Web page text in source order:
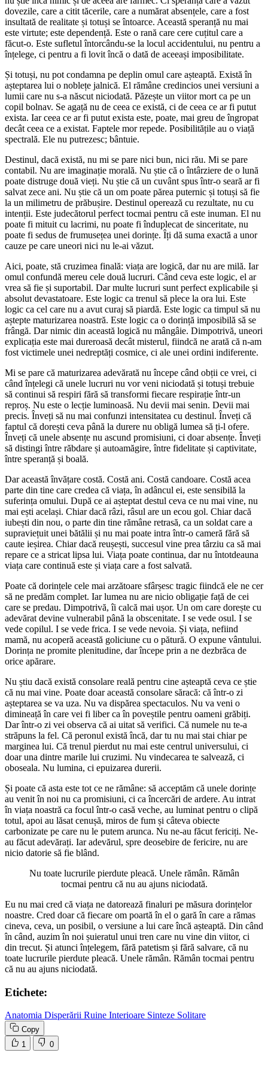
dovezile, care a citit tăcerile, care a numărat absențele, care a fost
insultată de realitate și totuși se întoarce. Această speranță nu mai
este virtute; este dependență. Este o rană care cere cuțitul care a
făcut-o. Este sufletul întorcându-se la locul accidentului, nu pentru a
înțelege, ci pentru a fi lovit încă o dată de aceeași imposibilitate.
Și totuși, nu pot condamna pe deplin omul care așteaptă. Există în
așteptarea lui o noblețe jalnică. El rămâne credincios unei versiuni a
lumii care nu s-a născut niciodată. Păzește un viitor mort ca pe un
copil bolnav. Se agață nu de ceea ce există, ci de ceea ce ar fi putut
exista. Iar ceea ce ar fi putut exista este, poate, mai greu de îngropat
decât ceea ce a existat. Faptele mor repede. Posibilitățile au o viață
spectrală. Ele nu putrezesc; bântuie.
Destinul, dacă există, nu mi se pare nici bun, nici rău. Mi se pare
contabil. Nu are imaginație morală. Nu știe că o întârziere de o lună
poate distruge două vieți. Nu știe că un cuvânt spus într-o seară ar fi
salvat zece ani. Nu știe că un om poate părea puternic și totuși să fie
la un milimetru de prăbușire. Destinul operează cu rezultate, nu cu
intenții. Este judecătorul perfect tocmai pentru că este inuman. El nu
poate fi mituit cu lacrimi, nu poate fi înduplecat de sinceritate, nu
poate fi sedus de frumusețea unei dorințe. Îți dă suma exactă a unor
cauze pe care uneori nici nu le-ai văzut.
Aici, poate, stă cruzimea finală: viața are logică, dar nu are milă. Iar
omul confundă mereu cele două lucruri. Când ceva este logic, el ar
vrea să fie și suportabil. Dar multe lucruri sunt perfect explicabile și
absolut devastatoare. Este logic ca trenul să plece la ora lui. Este
logic ca cel care nu a avut curaj să piardă. Este logic ca timpul să nu
aștepte maturizarea noastră. Este logic ca o dorință imposibilă să se
frângă. Dar nimic din această logică nu mângâie. Dimpotrivă, uneori
explicația este mai dureroasă decât misterul, fiindcă ne arată că n-am
fost victimele unei nedreptăți cosmice, ci ale unei ordini indiferente.
Mi se pare că maturizarea adevărată nu începe când obții ce vrei, ci
când înțelegi că unele lucruri nu vor veni niciodată și totuși trebuie
să continui să respiri fără să transformi fiecare respirație într-un
reproș. Nu este o lecție luminoasă. Nu devii mai senin. Devii mai
precis. Înveți să nu mai confunzi intensitatea cu destinul. Înveți că
faptul că dorești ceva până la durere nu obligă lumea să ți-l ofere.
Înveți că unele absențe nu ascund promisiuni, ci doar absențe. Înveți
să distingi între răbdare și autoamăgire, între fidelitate și captivitate,
între speranță și boală.
Dar această învățare costă. Costă ani. Costă candoare. Costă acea
parte din tine care credea că viața, în adâncul ei, este sensibilă la
suferința omului. După ce ai așteptat destul ceva ce nu mai vine, nu
mai ești același. Chiar dacă râzi, râsul are un ecou gol. Chiar dacă
iubești din nou, o parte din tine rămâne retrasă, ca un soldat care a
supraviețuit unei bătălii și nu mai poate intra într-o cameră fără să
caute ieșirea. Chiar dacă reușești, succesul vine prea târziu ca să mai
repare ce a stricat lipsa lui. Viața poate continua, dar nu întotdeauna
viața care continuă este și viața care a fost salvată.
Poate că dorințele cele mai arzătoare sfârșesc tragic fiindcă ele ne cer
să ne predăm complet. Iar lumea nu are nicio obligație față de cei
care se predau. Dimpotrivă, îi calcă mai ușor. Un om care dorește cu
adevărat devine vulnerabil până la obscenitate. I se vede osul. I se
vede copilul. I se vede frica. I se vede nevoia. Și viața, nefiind
mamă, nu acoperă această goliciune cu o pătură. O expune vântului.
Dorința ne promite plenitudine, dar începe prin a ne dezbrăca de
orice apărare.
Nu știu dacă există consolare reală pentru cine așteaptă ceva ce știe
că nu mai vine. Poate doar această consolare săracă: că într-o zi
așteptarea se va uza. Nu va dispărea spectaculos. Nu va veni o
dimineață în care vei fi liber ca în poveștile pentru oameni grăbiți.
Dar într-o zi vei observa că ai uitat să verifici. Că numele nu te-a
străpuns la fel. Că peronul există încă, dar tu nu mai stai chiar pe
marginea lui. Că trenul pierdut nu mai este centrul universului, ci
doar una dintre marile lui cruzimi. Nu vindecarea te salvează, ci
oboseala. Nu lumina, ci epuizarea durerii.
Și poate că asta este tot ce ne rămâne: să acceptăm că unele dorințe
au venit în noi nu ca promisiuni, ci ca încercări de ardere. Au intrat
în viața noastră ca focul într-o casă veche, au luminat pentru o clipă
totul, apoi au lăsat cenușă, miros de fum și câteva obiecte
carbonizate pe care nu le putem arunca. Nu ne-au făcut fericiți. Ne-
au făcut adevărați. Iar adevărul, spre deosebire de fericire, nu are
nicio datorie să fie blând.
Nu toate lucrurile pierdute pleacă. Unele rămân. Rămân
tocmai pentru că nu au ajuns niciodată.
Eu nu mai cred că viața ne datorează finaluri pe măsura dorințelor
noastre. Cred doar că fiecare om poartă în el o gară în care a rămas
cineva, ceva, un posibil, o versiune a lui care încă așteaptă. Din când
în când, auzim în noi șuieratul unui tren care nu vine din viitor, ci
din trecut. Și atunci înțelegem, fără patetism și fără salvare, că nu
toate lucrurile pierdute pleacă. Unele rămân. Rămân tocmai pentru
că nu au ajuns niciodată.
Etichete:
Anatomia Disperării Ruine Interioare Sinteze Solitare
Copy
1
0